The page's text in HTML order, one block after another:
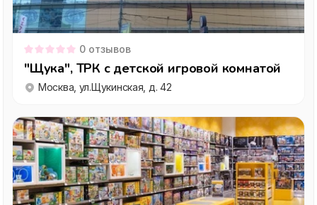
0 отзывов
"Щука", ТРК с детской игровой комнатой
Москва, ул.Щукинская, д. 42